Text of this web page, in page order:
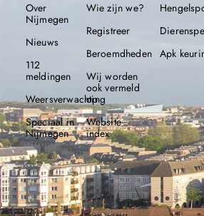
Over
Nijmegen
Nieuws
112
meldingen
Weersverwachting
Speciaal in
Nijmegen
Wie zijn we?
Registreer
Beroemdheden​
Wij worden
ook vermeld
op
Website
index
Apk